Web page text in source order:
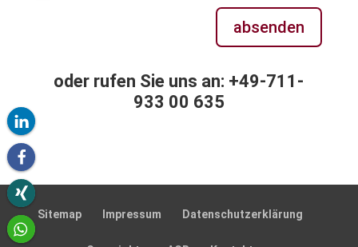
absenden
oder rufen Sie uns an: +49-711-
933 00 635
Sitemap Impressum Daten­schutz­er­klä­rung